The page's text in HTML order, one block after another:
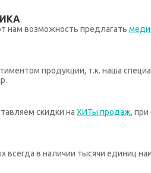
нам возможность предлагать
продукции, т.к. наша
скидки на ХИТы продаж,
всегда в наличии тысячи единиц